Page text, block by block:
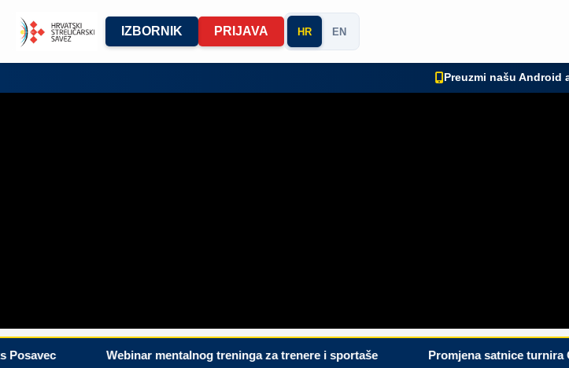
IZBORNIK PRIJAVA HR EN
Preuzmi našu Android
Webinar mentalnog treninga za trenere i sportaše Promjena satnice turnira